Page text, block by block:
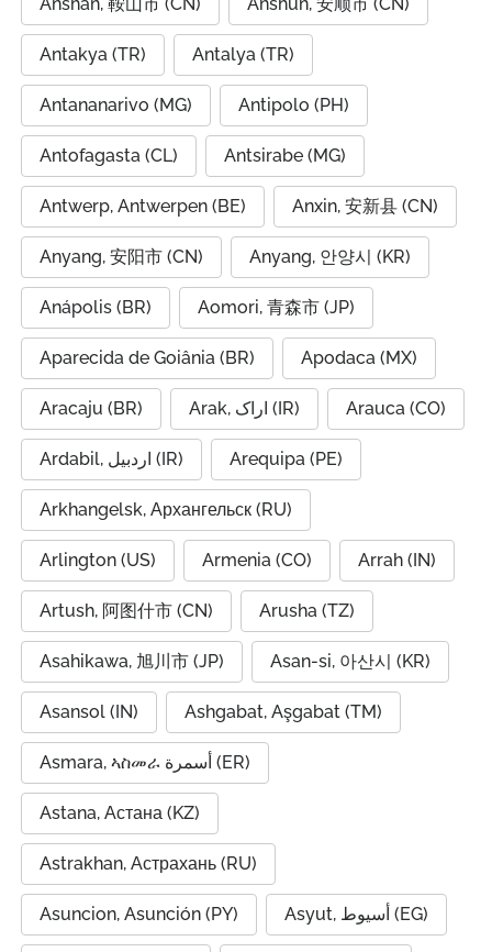
Antakya (TR) Antalya (TR)
Antananarivo (MG) Antipolo (PH)
Antofagasta (CL) Antsirabe (MG)
Antwerp, Antwerpen (BE) Anxin, 安新县 (CN)
Anyang, 安阳市 (CN) Anyang, 안양시 (KR)
Anápolis (BR) Aomori, 青森市 (JP)
Aparecida de Goiânia (BR) Apodaca (MX)
Aracaju (BR) Arak, اراک (IR) Arauca (CO)
Ardabil, اردبیل (IR) Arequipa (PE)
Arkhangelsk, Архангельск (RU)
Arlington (US) Armenia (CO) Arrah (IN)
Artush, 阿图什市 (CN) Arusha (TZ)
Asahikawa, 旭川市 (JP) Asan-si, 아산시 (KR)
Asansol (IN) Ashgabat, Aşgabat (TM)
Asmara, ኣስመራ أسمرة (ER)
Astana, Астана (KZ)
Astrakhan, Астрахань (RU)
Asuncion, Asunción (PY) Asyut, أسيوط (EG)